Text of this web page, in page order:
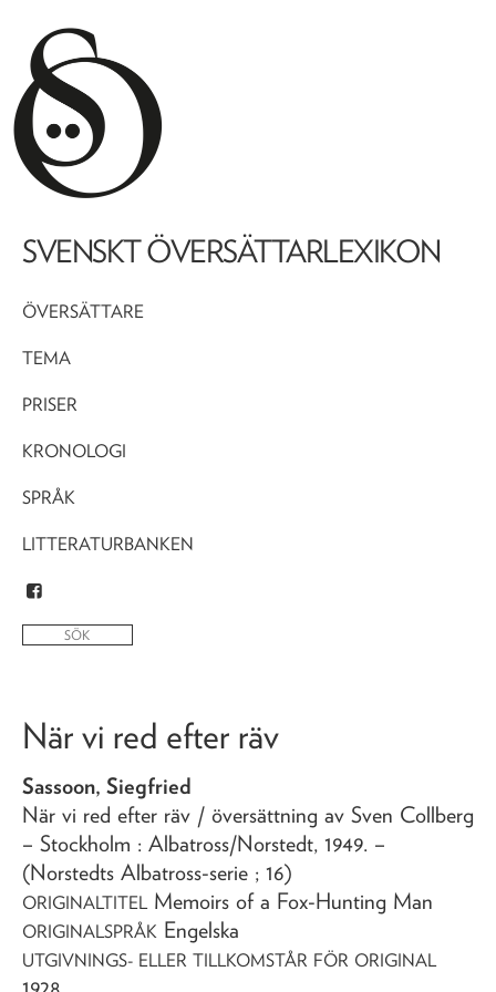
SVENSKT ÖVERSÄTTARLEXIKON
ÖVERSÄTTARE
TEMA
PRISER
KRONOLOGI
SPRÅK
LITTERATURBANKEN
När vi red efter räv
Sassoon, Siegfried
När vi red efter räv / översättning av Sven Collberg
– Stockholm : Albatross/Norstedt, 1949. –
(Norstedts Albatross-serie ; 16)
ORIGINALTITEL Memoirs of a Fox-Hunting Man
ORIGINALSPRÅK Engelska
UTGIVNINGS- ELLER TILLKOMSTÅR FÖR ORIGINAL